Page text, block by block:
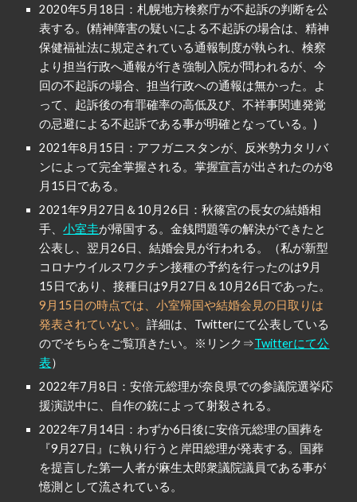
2020年5月18日：札幌地方検察庁が不起訴の判断を公
表する。(精神障害の疑いによる不起訴の場合は、精神
保健福祉法に規定されている通報制度が執られ、検察
より担当行政へ通報が行き強制入院が問われるが、今
回の不起訴の場合、担当行政への通報は無かった。よ
って、起訴後の有罪確率の高低及び、不祥事関連発覚
の忌避による不起訴である事が明確となっている。)
2021年8月15日：アフガニスタンが、反米勢力タリバ
ンによって完全掌握される。掌握宣言が出されたのが8
月15日である。
2021年9月27日＆10月26日：秋篠宮の長女の結婚相
手、小室圭が帰国する。金銭問題等の解決ができたと
公表し、翌月26日、結婚会見が行われる。（私が新型
コロナウイルスワクチン接種の予約を行ったのは9月
15日であり、接種日は9月27日＆10月26日であった。
9月15日の時点では、小室帰国や結婚会見の日取りは
発表されていない。詳細は、Twitterにて公表している
のでそちらをご覧頂きたい。※リンク⇒Twitterにて公
表）
2022年7月8日：安倍元総理が奈良県での参議院選挙応
援演説中に、自作の銃によって射殺される。
2022年7月14日：わずか6日後に安倍元総理の国葬を
『9月27日』に執り行うと岸田総理が発表する。国葬
を提言した第一人者が麻生太郎衆議院議員である事が
憶測として流されている。